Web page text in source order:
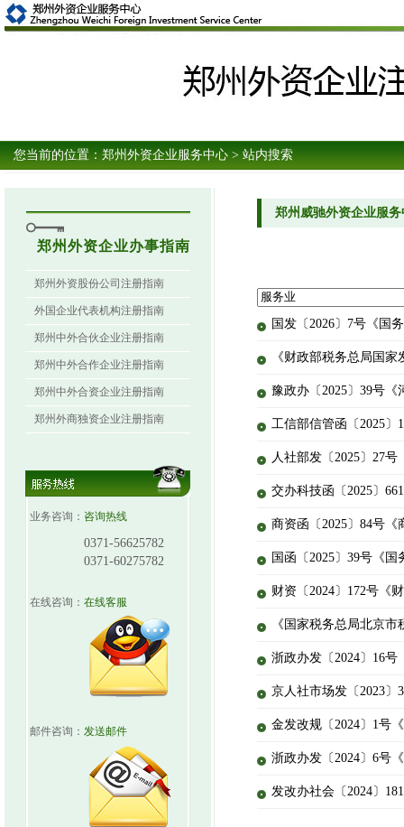
您当前的位置： 郑州外资企业服务中心 > 站内搜索
郑州外资企业办事指南
郑州外资股份公司注册指南
外国企业代表机构注册指南
郑州中外合伙企业注册指南
郑州中外合作企业注册指南
郑州中外合资企业注册指南
郑州外商独资企业注册指南
业务咨询： 咨询热线
0371-56625782
0371-60275782
在线咨询： 在线客服
邮件咨询： 发送邮件
郑州威驰外资企业服
国发〔2026〕7号《国
《财政部税务总局国
豫政办〔2025〕39号
工信部信管函〔2025〕
人社部发〔2025〕27
交办科技函〔2025〕
商资函〔2025〕84号
国函〔2025〕39号《
财资〔2024〕172号《
《国家税务总局北京
浙政办发〔2024〕16
京人社市场发〔2023
金发改规〔2024〕1号
浙政办发〔2024〕6号
发改办社会〔2024〕